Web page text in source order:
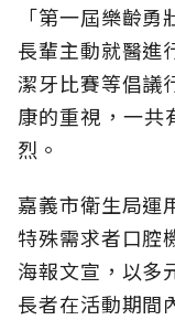
「第一屆樂齡
長輩主動就醫進
潔牙比賽等倡議
康的重視，一共
烈。
嘉義市衛生局運
特殊需求者口腔
海報文宣，以多
長者在活動期間